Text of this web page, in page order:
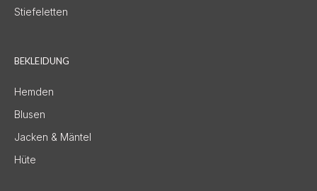
Stiefeletten
BEKLEIDUNG
Hemden
Blusen
Jacken & Mäntel
Hüte